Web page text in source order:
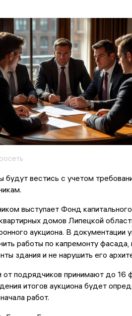
будут вестись с учетом
выступает Фонд
домов Липецкой
аукциона. В документации
работы по капремонту
здания и не нарушить его
от подрядчиков принимают до
итогов аукциона будет
работ.